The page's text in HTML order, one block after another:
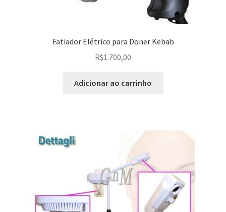
Fatiador Elétrico para Doner Kebab
R$1.700,00
Adicionar ao carrinho